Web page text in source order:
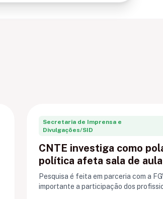
Secretaria de Imprensa e
Divulgações/SID
CNTE investiga como
política afeta sala de aula
Pesquisa é feita em parceria com a
importante a participação dos